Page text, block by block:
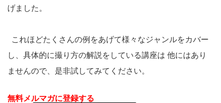
げました。
これほどたくさんの例をあげて様々なジャンルをカバー
し、具体的に撮り方の解説をしている講座は 他にはあり
ませんので、是非試してみてください。
無料メルマガに登録する